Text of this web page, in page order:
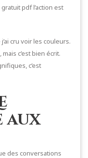
pdf l’action est
cru voir les couleurs.
c’est bien écrit.
c’est
des conversations